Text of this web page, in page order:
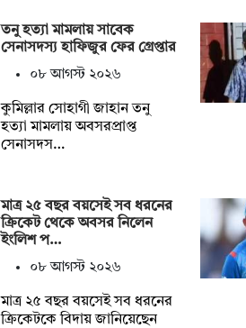
তনু হত্যা মামলায় সাবেক
সেনাসদস্য হাফিজুর ফের গ্রেপ্তার
০৮ আগস্ট ২০২৬
কুমিল্লার সোহাগী জাহান তনু
হত্যা মামলায় অবসরপ্রাপ্ত
সেনাসদস…
মাত্র ২৫ বছর বয়সেই সব ধরনের
ক্রিকেট থেকে অবসর নিলেন
ইংলিশ প…
০৮ আগস্ট ২০২৬
মাত্র ২৫ বছর বয়সেই সব ধরনের
ক্রিকেটকে বিদায় জানিয়েছেন